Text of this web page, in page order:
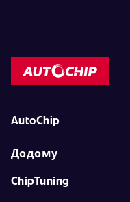
AutoChip
Додому
ChipTuning